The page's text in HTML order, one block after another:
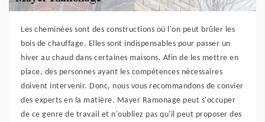
Les cheminées sont des constructions où l'on peut brûler les
bois de chauffage. Elles sont indispensables pour passer un
hiver au chaud dans certaines maisons. Afin de les mettre en
place, des personnes ayant les compétences nécessaires
doivent intervenir. Donc, nous vous recommandons de convier
des experts en la matière. Mayer Ramonage peut s'occuper
de ce genre de travail et n'oubliez pas qu'il peut proposer des